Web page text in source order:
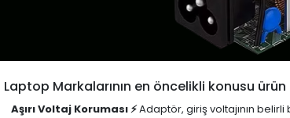
Laptop Markalarının en öncelikli konusu
Aşırı Voltaj Koruması ⚡Adaptör, giriş voltajının belirli